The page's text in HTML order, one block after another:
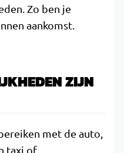
Zo ben je
aankomst.
ZIJN
met de auto,
taxi of